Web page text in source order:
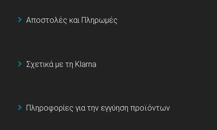
Αποστολές και Πληρωμές
Σχετικά με τη Klarna
Πληροφορίες για την εγγύηση προϊόντων